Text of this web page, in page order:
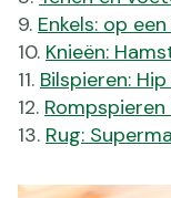
Enkels: op
Knieën:
Bilspieren:
Rug: